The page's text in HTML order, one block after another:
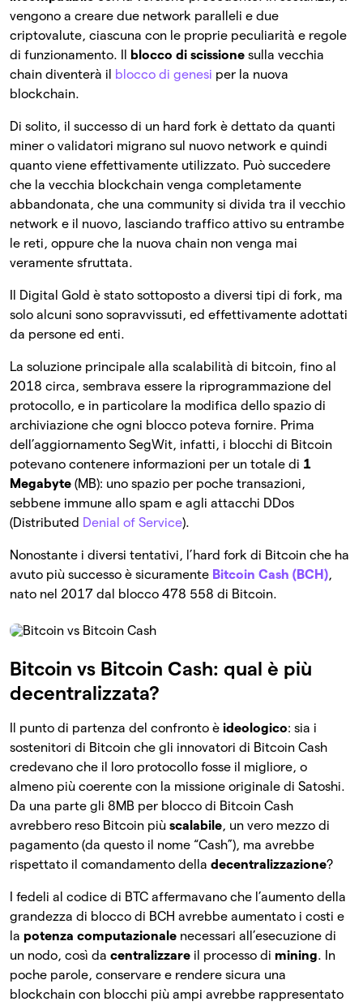
vengono a creare due network paralleli e due
criptovalute, ciascuna con le proprie peculiarità e regole
di funzionamento. Il
blocco di scissione sulla vecchia
chain diventerà il
blocco di genesi per la nuova
blockchain.
Di solito, il successo di un hard fork è dettato da quanti
miner o validatori migrano sul nuovo network e quindi
quanto viene effettivamente utilizzato. Può succedere
che la vecchia blockchain venga completamente
abbandonata, che una community si divida tra il vecchio
network e il nuovo, lasciando traffico attivo su entrambe
le reti, oppure che la nuova chain non venga mai
veramente sfruttata.
Il Digital Gold è stato sottoposto a diversi tipi di fork, ma
solo alcuni sono sopravvissuti, ed effettivamente adottati
da persone ed enti.
La soluzione principale alla scalabilità di bitcoin, fino al
2018 circa, sembrava essere la riprogrammazione del
protocollo, e in particolare la modifica dello spazio di
archiviazione che ogni blocco poteva fornire. Prima
dell’aggiornamento SegWit, infatti, i blocchi di Bitcoin
potevano contenere informazioni per un totale di 1
Megabyte (MB): uno spazio per poche transazioni,
sebbene immune allo spam e agli attacchi DDos
(Distributed Denial of Service).
Nonostante i diversi tentativi, l’hard fork di Bitcoin che ha
avuto più successo è sicuramente Bitcoin Cash (BCH),
nato nel 2017 dal blocco 478 558 di Bitcoin.
Bitcoin vs Bitcoin Cash: qual è più
decentralizzata?
Il punto di partenza del confronto è ideologico: sia i
sostenitori di Bitcoin che gli innovatori di Bitcoin Cash
credevano che il loro protocollo fosse il migliore, o
almeno più coerente con la missione originale di Satoshi.
Da una parte gli 8MB per blocco di Bitcoin Cash
avrebbero reso Bitcoin più scalabile, un vero mezzo di
pagamento (da questo il nome “Cash”), ma avrebbe
rispettato il comandamento della decentralizzazione?
I fedeli al codice di BTC affermavano che l’aumento della
grandezza di blocco di BCH avrebbe aumentato i costi e
la potenza computazionale necessari all’esecuzione di
un nodo, così da centralizzare il processo di mining. In
poche parole, conservare e rendere sicura una
blockchain con blocchi più ampi avrebbe rappresentato